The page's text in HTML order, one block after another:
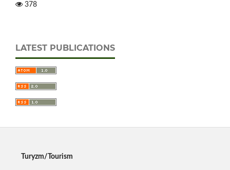
378
LATEST PUBLICATIONS
Turyzm/Tourism